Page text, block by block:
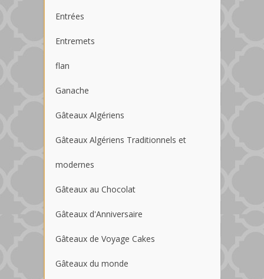
Entrées
Entremets
flan
Ganache
Gâteaux Algériens
Gâteaux Algériens Traditionnels et
modernes
Gâteaux au Chocolat
Gâteaux d'Anniversaire
Gâteaux de Voyage Cakes
Gâteaux du monde